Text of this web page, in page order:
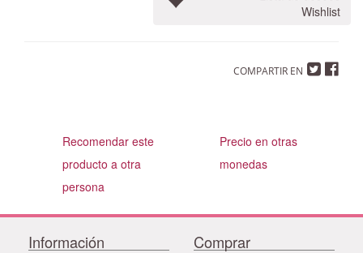
Wishlist
COMPARTIR EN
Recomendar este
producto a otra
persona
Precio en otras
monedas
Información Comprar